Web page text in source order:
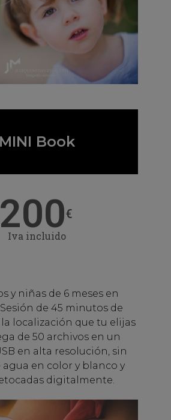
MINI Book
200€
Iva incluido
y niñas de 6 meses en
de 45 minutos de
localización que tu elijas
de 50 archivos en un
en alta resolución, sin
agua en color y blanco y
digitalmente.